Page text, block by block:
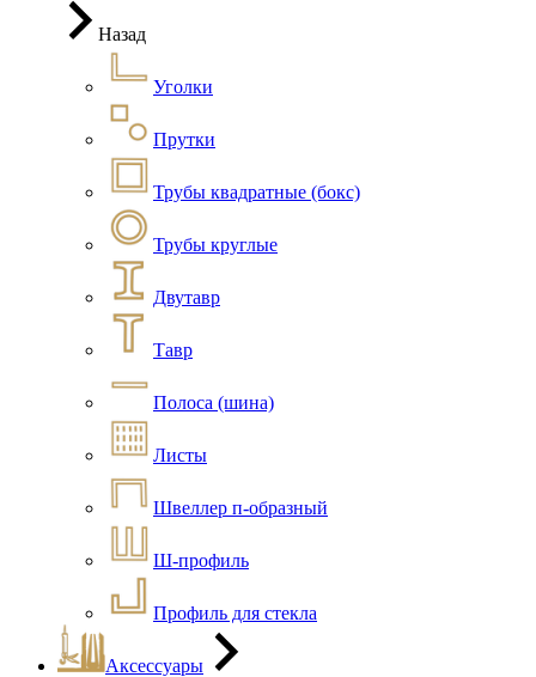
Назад
Уголки
Прутки
Трубы квадратные (бокс)
Трубы круглые
Двутавр
Тавр
Полоса (шина)
Листы
Швеллер п-образный
Ш-профиль
Профиль для стекла
Аксессуары